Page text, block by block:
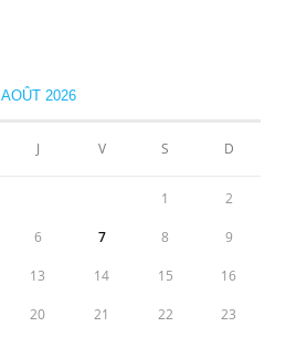
AOÛT 2026
J V S D
1 2
6 7 8 9
13 14 15 16
20 21 22 23